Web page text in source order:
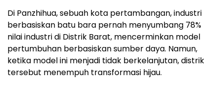
Di Panzhihua, sebuah kota pertambangan, industri
berbasiskan batu bara pernah menyumbang 78%
nilai industri di Distrik Barat, mencerminkan model
pertumbuhan berbasiskan sumber daya. Namun,
ketika model ini menjadi tidak berkelanjutan, distrik
tersebut menempuh transformasi hijau.